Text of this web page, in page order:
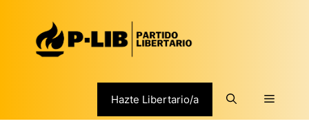
contenido
Hazte Libertario/a Menú